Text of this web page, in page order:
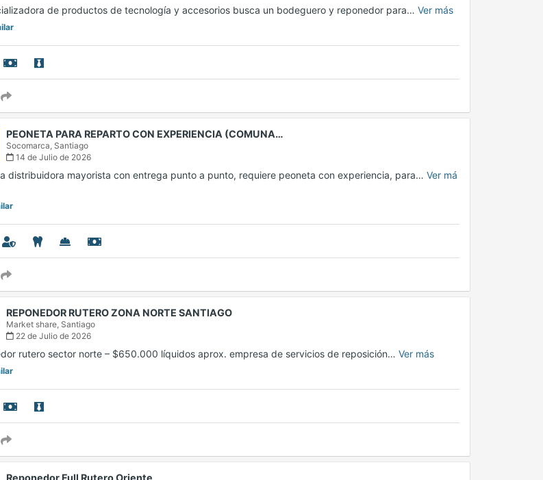
de productos de tecnología y accesorios busca un bodeguero y reponedor para… Ver más
PEONETA PARA REPARTO CON EXPERIENCIA (COMUNA…
Socomarca, Santiago
14 de Julio de 2026
distribuidora mayorista con entrega punto a punto, requiere peoneta con experiencia, para… Ver má
REPONEDOR RUTERO ZONA NORTE SANTIAGO
Market share, Santiago
22 de Julio de 2026
rutero sector norte – $650.000 líquidos aprox. empresa de servicios de reposición… Ver más